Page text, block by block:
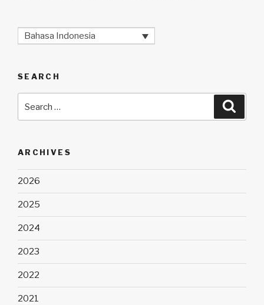
Bahasa Indonesia
SEARCH
for:
ARCHIVES
2026
2025
2024
2023
2022
2021